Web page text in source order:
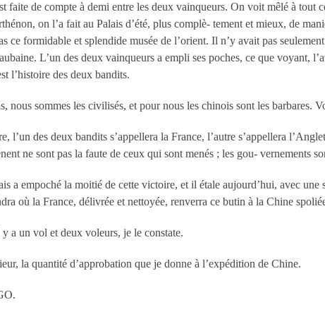
faite de compte à demi entre les deux vainqueurs. On voit mêlé à
on l’a fait au Palais d’été, plus complè- tement et mieux, de
ce formidable et splendide musée de l’orient. Il n’y avait pas
L’un des deux vainqueurs a empli ses poches, ce que voyant,
l’histoire des deux bandits.
nous sommes les civilisés, et pour nous les chinois sont les barbares.
l’un des deux bandits s’appellera la France, l’autre s’appellera
ne sont pas la faute de ceux qui sont menés ; les gou- vernements
a empoché la moitié de cette victoire, et il étale aujourd’hui, avec
où la France, délivrée et nettoyée, renverra ce butin à la Chine
a un vol et deux voleurs, je le constate.
la quantité d’approbation que je donne à l’expédition de Chine.